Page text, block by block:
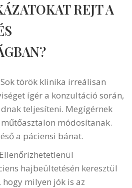
REJT A
Sok török klinika irreálisan
ígér a konzultáció során,
teljesíteni. Megígérnek
módosítanak.
a páciensi bánat.
hajbeültetésén keresztül
milyen jók is az